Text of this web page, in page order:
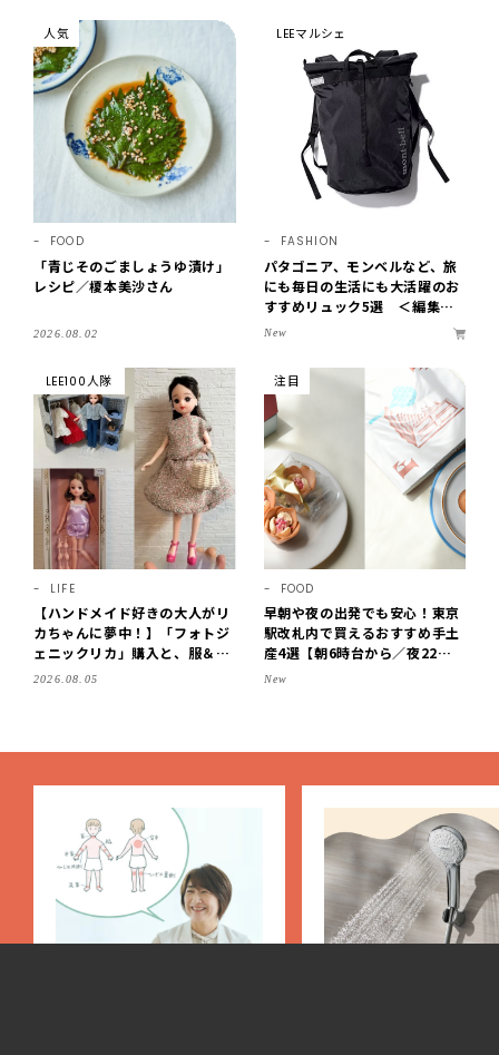
人気
FOOD
「青じそのごましょうゆ漬け」
レシピ／榎本美沙さん
2026.08.02
LEEマルシェ
FASHION
パタゴニア、モンベルなど、旅
にも毎日の生活にも大活躍のお
すすめリュック5選 ＜編集部
セレクト＞【LEEマルシェ】
New
LEE100人隊
LIFE
【ハンドメイド好きの大人がリ
カちゃんに夢中！】「フォトジ
ェニックリカ」購入と、服＆ク
ローゼットの手づくり実例をご
2026.08.05
注目
FOOD
早朝や夜の出発でも安心！東京
駅改札内で買えるおすすめ手土
産4選【朝6時台から／夜22時
まで営業】
New